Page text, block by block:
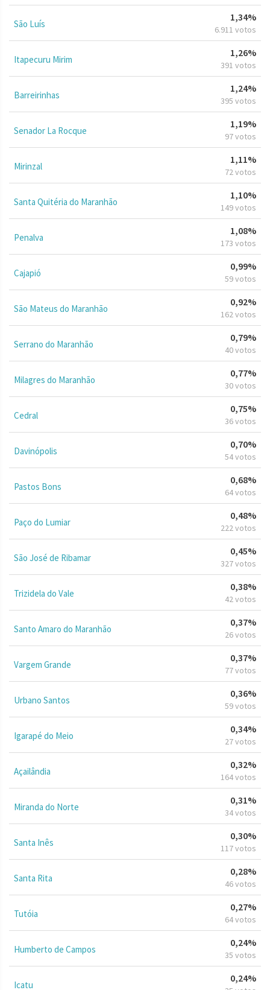
São Luís
1,34%
6.911 votos
Itapecuru Mirim
1,26%
391 votos
Barreirinhas
1,24%
395 votos
Senador La Rocque
1,19%
97 votos
Mirinzal
1,11%
72 votos
Santa Quitéria do Maranhão
1,10%
149 votos
Penalva
1,08%
173 votos
Cajapió
0,99%
59 votos
São Mateus do Maranhão
0,92%
162 votos
Serrano do Maranhão
0,79%
40 votos
Milagres do Maranhão
0,77%
30 votos
Cedral
0,75%
36 votos
Davinópolis
0,70%
54 votos
Pastos Bons
0,68%
64 votos
Paço do Lumiar
0,48%
222 votos
São José de Ribamar
0,45%
327 votos
Trizidela do Vale
0,38%
42 votos
Santo Amaro do Maranhão
0,37%
26 votos
Vargem Grande
0,37%
77 votos
Urbano Santos
0,36%
59 votos
Igarapé do Meio
0,34%
27 votos
Açailândia
0,32%
164 votos
Miranda do Norte
0,31%
34 votos
Santa Inês
0,30%
117 votos
Santa Rita
0,28%
46 votos
Tutóia
0,27%
64 votos
Humberto de Campos
0,24%
35 votos
Icatu
0,24%